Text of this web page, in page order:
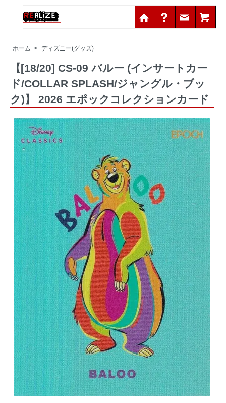
ホーム > ディズニー(グッズ)
【[18/20] CS-09 バルー (インサートカー
ド/COLLAR SPLASH/ジャングル・ブッ
ク)】 2026 エポックコレクションカード